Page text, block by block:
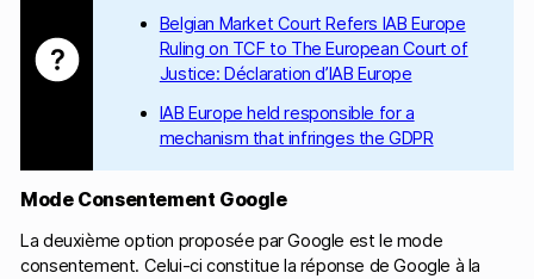
Belgian Market Court Refers IAB Europe
Ruling on TCF to The European Court of
Justice: Déclaration d’IAB Europe
IAB Europe held responsible for a
mechanism that infringes the GDPR
Mode Consentement Google
La deuxième option proposée par Google est le mode
consentement. Celui-ci constitue la réponse de Google à la